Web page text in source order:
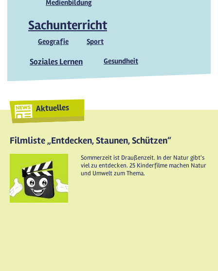
Medienbildung
Sachunterricht
Geografie Sport
Soziales Lernen Gesundheit
Aktuelles
Filmliste „Entdecken, Staunen, Schützen“
Sommerzeit ist Draußenzeit. In der Natur gibt's
viel zu entdecken. 25 Kinderfilme machen Natur
und Umwelt zum Thema.